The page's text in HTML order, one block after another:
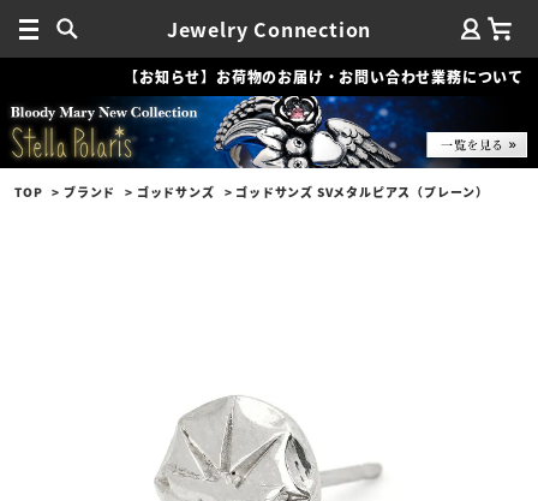
Jewelry Connection
【お知らせ】お荷物のお届け・お問い合わせ業務について
TOP ブランド ゴッドサンズ ゴッドサンズ SVメタルピアス（プレーン）